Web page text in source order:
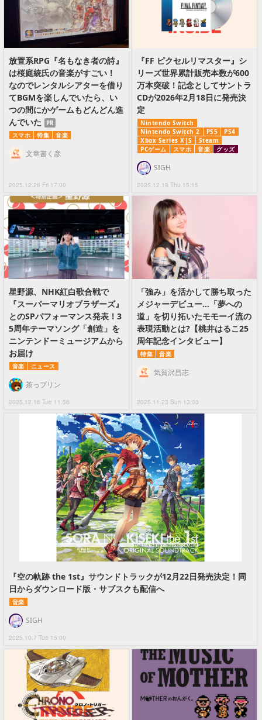
放置系RPG『名もなき者の詩』
は桜庭統氏の音楽がすごい！
なのでレンタルシアターを借り
てBGMを楽しんでいたら、い
つの間にかゲームもどんどん進
んでいた
PR
スマホ
特集 音楽
2025.12.26 Fri 17:00
文章書く彦
『FF ピクセルリマスター』シ
リーズ世界累計販売本数が600
万本突破！記念としてサントラ
CDが2026年2月18日に発売決
定
Nintendo Switch
Nintendo Switch 2
PS5
PS4
Xbox Series X|S
Steam
PCゲーム
スマホ 音楽 グッズ
2025.12.18 Thu 15:15
SIGH
星野源、NHK紅白歌合戦で
『スーパーマリオブラザーズ』
とのSPパフォーマンス発表！3
5周年テーマソング「創造」を
ニンテンドーミュージアムから
お届け
音楽 ニュース
2025.12.16 Tue 11:56
茶っプリン
「強み」を活かして勝ち取った
メジャーデビュー…「夢への
道」を切り拓いたモモーイ流の
表現活動とは?【桃井はるこ25
周年記念インタビュー】
特集 音楽
2025.11.23 Sun 13:00
気賀沢昌志
『空の軌跡 the 1st』サウンドトラックが12月22日発売決定！同
日からダウンロード版・サブスクも配信へ
音楽
2025.10.7 Tue 15:00
SIGH